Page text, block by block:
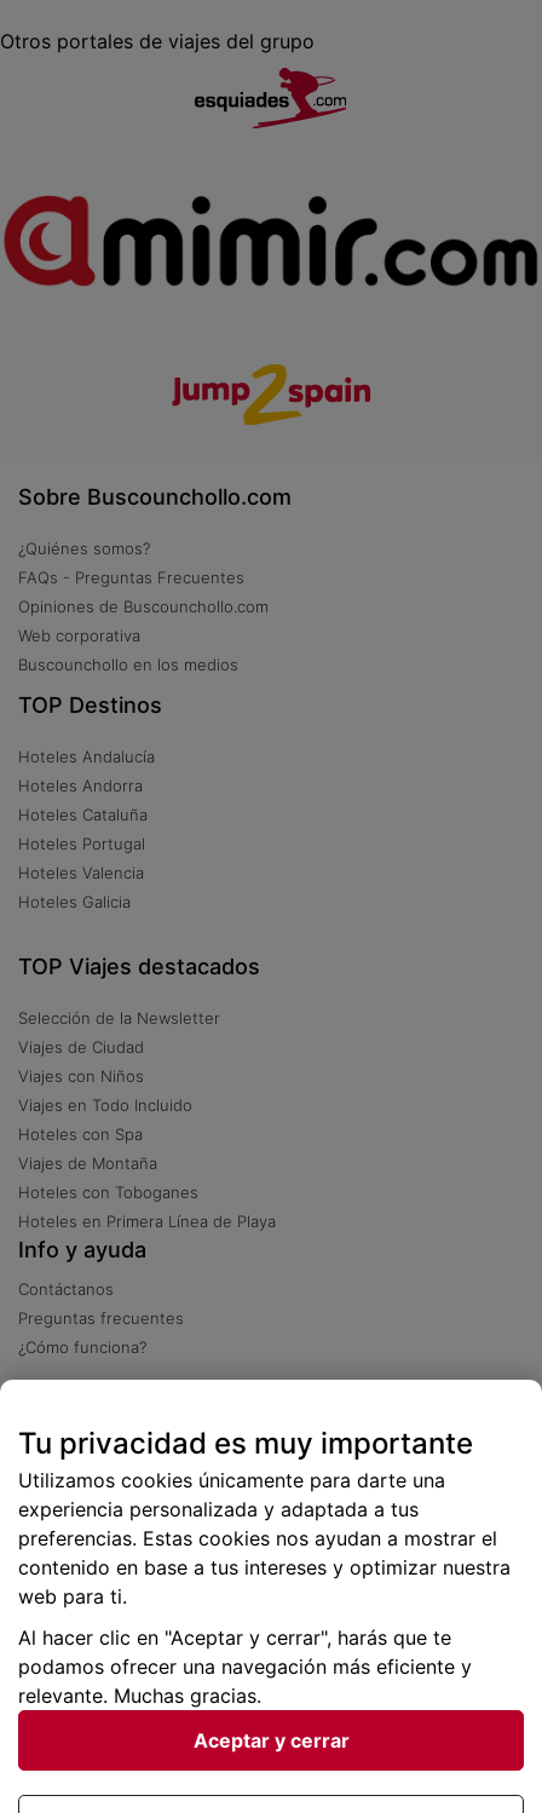
Otros portales de viajes del grupo
Sobre Buscounchollo.com
¿Quiénes somos?
FAQs - Preguntas Frecuentes
Opiniones de Buscounchollo.com
Web corporativa
Buscounchollo en los medios
TOP Destinos
Hoteles Andalucía
Hoteles Andorra
Hoteles Cataluña
Hoteles Portugal
Hoteles Valencia
Hoteles Galicia
TOP Viajes destacados
Selección de la Newsletter
Viajes de Ciudad
Viajes con Niños
Viajes en Todo Incluido
Hoteles con Spa
Viajes de Montaña
Hoteles con Toboganes
Hoteles en Primera Línea de Playa
Info y ayuda
Contáctanos
Preguntas frecuentes
¿Cómo funciona?
Más de 2 millones de descargas
Tu privacidad es muy importante
Utilizamos cookies únicamente para darte una
experiencia personalizada y adaptada a tus
preferencias. Estas cookies nos ayudan a mostrar el
contenido en base a tus intereses y optimizar nuestra
web para ti.
Al hacer clic en "Aceptar y cerrar", harás que te
podamos ofrecer una navegación más eficiente y
relevante. Muchas gracias.
Aceptar y cerrar